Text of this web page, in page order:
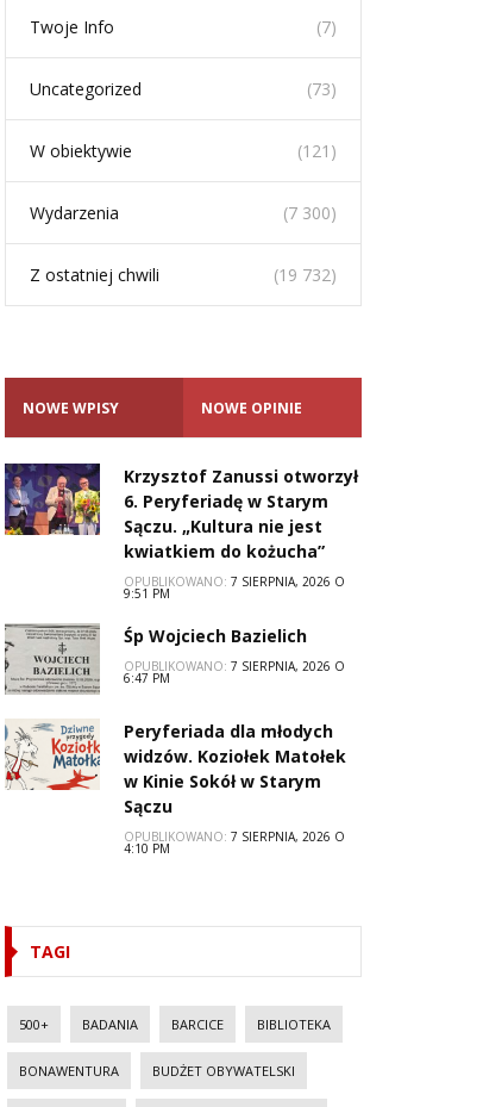
Twoje Info (7)
Uncategorized (73)
W obiektywie (121)
Wydarzenia (7 300)
Z ostatniej chwili (19 732)
NOWE WPISY NOWE OPINIE
Krzysztof Zanussi otworzył
6. Peryferiadę w Starym
Sączu. „Kultura nie jest
kwiatkiem do kożucha”
OPUBLIKOWANO: 7 SIERPNIA, 2026 O
9:51 PM
Śp Wojciech Bazielich
OPUBLIKOWANO: 7 SIERPNIA, 2026 O
6:47 PM
Peryferiada dla młodych
widzów. Koziołek Matołek
w Kinie Sokół w Starym
Sączu
OPUBLIKOWANO: 7 SIERPNIA, 2026 O
4:10 PM
TAGI
500+ BADANIA BARCICE BIBLIOTEKA
BONAWENTURA BUDŻET OBYWATELSKI